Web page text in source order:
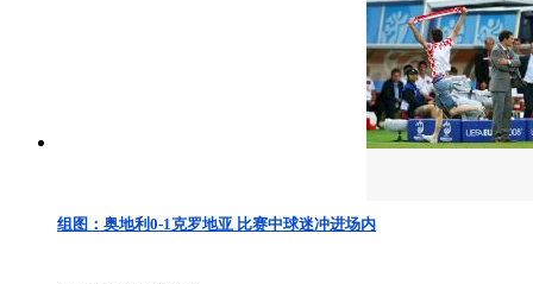
组图：奥地利0-1克罗地亚 比赛中球迷冲进场内